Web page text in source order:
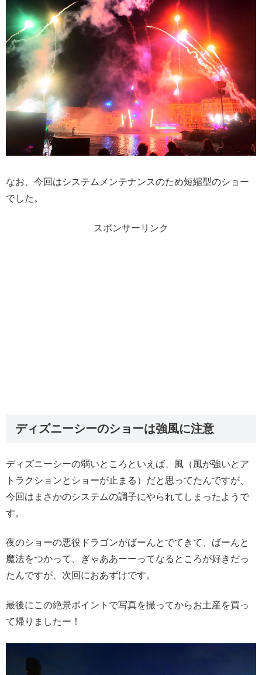
なお、今回はシステムメンテナンスのため短縮型のショー
でした。
スポンサーリンク
ディズニーシーのショーは強風に注意
ディズニーシーの弱いところといえば、風（風が強いとア
トラクションとショーが止まる）だと思ってたんですが、
今回はまさかのシステムの調子にやられてしまったようで
す。
夜のショーの悪役ドラゴンがばーんとでてきて、ばーんと
魔法をつかって、ぎゃああーーってなるところが好きだっ
たんですが、次回におあずけです。
最後にこの絶景ポイントで写真を撮ってからお土産を買っ
て帰りましたー！